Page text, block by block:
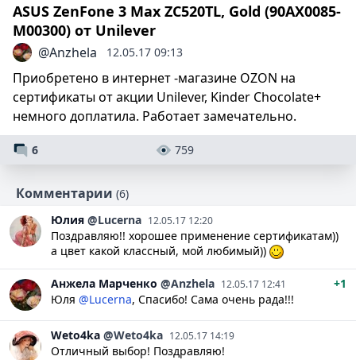
ASUS ZenFone 3 Max ZC520TL, Gold (90AX0085-
M00300) от Unilever
@Anzhela 12.05.17 09:13
Приобретено в интернет -магазине OZON на
сертификаты от акции Unilever, Kinder Chocolate+
немного доплатила. Работает замечательно.
6 759
Комментарии (6)
Юлия @Lucerna 12.05.17 12:20
Поздравляю!! хорошее применение сертификатам))
а цвет какой классный, мой любимый))
Анжела Марченко @Anzhela 12.05.17 12:41
+1
Юля @Lucerna, Спасибо! Сама очень рада!!!
Weto4ka @Weto4ka 12.05.17 14:19
Отличный выбор! Поздравляю!